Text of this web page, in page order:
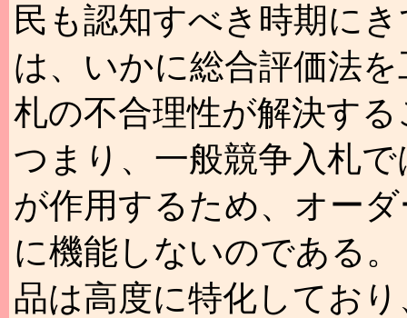
民も認知すべき時期に
は、いかに総合評価法
札の不合理性が解決す
つまり、一般競争入札
が作用するため、オー
に機能しないのである
品は高度に特化してお